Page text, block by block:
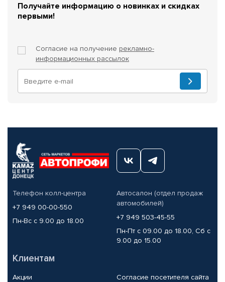
Получайте информацию о новинках и скидках
первыми!
Согласие на получение рекламно-
информационных рассылок
Телефон колл-центра
+7 949 00-00-550
Пн-Вс с 9.00 до 18.00
Автосалон (отдел продаж
автомобилей)
+7 949 503-45-55
Пн-Пт с 09.00 до 18.00, Сб с
9.00 до 15.00
Клиентам
Акции
Согласие посетителя сайта